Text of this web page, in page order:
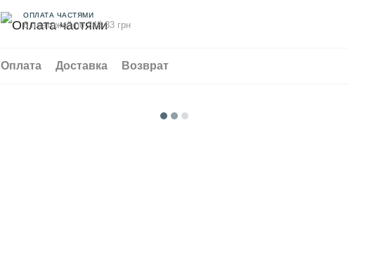
ОПЛАТА ЧАСТЯМИ
6 платежей по 248.83 грн
Оплата Доставка Возврат